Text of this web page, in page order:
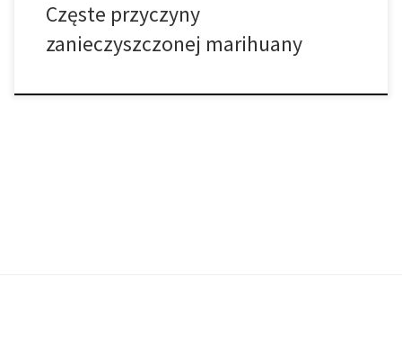
Częste przyczyny
zanieczyszczonej marihuany